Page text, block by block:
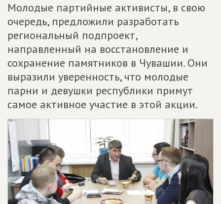
Молодые партийные активисты, в свою
очередь, предложили разработать
региональный подпроект,
направленный на восстановление и
сохранение памятников в Чувашии. Они
выразили уверенность, что молодые
парни и девушки республики примут
самое активное участие в этой акции.